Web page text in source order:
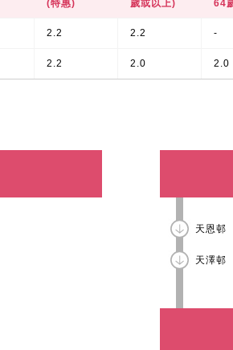
(特惠)
歲或以上)
64
2.2 2.2 -
2.2 2.0 2.0
天恩邨
天澤邨